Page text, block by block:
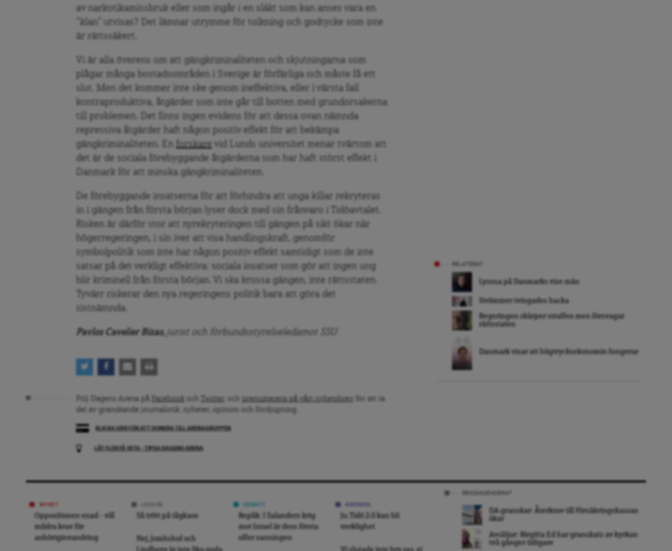
av narkotikamissbruk eller som ingår i en släkt som kan anses vara en
“klan” utvisas? Det lämnar utrymme för tolkning och godtycke som inte
är rättssäkert.
Vi är alla överens om att gängkriminaliteten och skjutningarna som
plågar många bostadsområden i Sverige är förfärliga och måste få ett
slut. Men det kommer inte ske genom ineffektiva, eller i värsta fall
kontraproduktiva, åtgärder som inte går till botten med grundorsakerna
till problemen. Det finns ingen evidens för att dessa ovan nämnda
repressiva åtgärder haft någon positiv effekt för att bekämpa
gängkriminaliteten. En
forskare vid Lunds universitet menar tvärtom att
det är de sociala förebyggande åtgärderna som har haft störst effekt i
Danmark för att minska gängkriminaliteten.
De förebyggande insatserna för att förhindra att unga killar rekryteras
in i gängen från första början lyser dock med sin frånvaro i Tidöavtalet.
Risken är därför stor att nyrekryteringen till gängen på sikt ökar när
högerregeringen, i sin iver att visa handlingskraft, genomför
symbolpolitik som inte har någon positiv effekt samtidigt som de inte
satsar på det verkligt effektiva: sociala insatser som gör att ingen ung
blir kriminell från första början. Vi ska krossa gängen, inte rättsstaten.
Tyvärr riskerar den nya regeringens politik bara att göra det
sistnämnda.
Pavlos Cavelier Bizas, jurist och förbundsstyrelseledamot SSU
Följ Dagens Arena på Facebook Twitter prenumerera på vårt nyhetsbrev
för att ta
del av granskande journalistik, nyheter, opinion och fördjupning.
LÅT FLER FÅ VETA – TIPSA DAGENS ARENA
Lyssna på Danmarks vise män
Strömmer tvingades backa
Regeringen skärper straffen men försvagar
rättsstaten
Danmark visar att högtrycksekonomin fungerar
Oppositionen enad – vill
mildra krav för
anhöriginvandring
Så trött på tågkaos
Nej, Jomhshof och
Replik: I Salanders krig
mot Israel är dess första
offer sanningen
Jo, Tidö 2.0 kan bli
verklighet
DA granskar: Återkrav till Försäkringskassan
ökar
Avslöjar: Birgitta Ed har granskats av kyrkan
två gånger tidigare